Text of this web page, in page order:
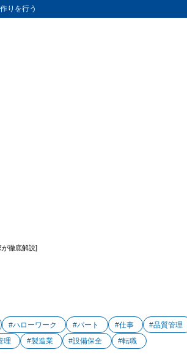
りを行う
が徹底解説]
#ハローワーク #パート #仕事 #品質管理
理 #製造業 #設備保全 #転職